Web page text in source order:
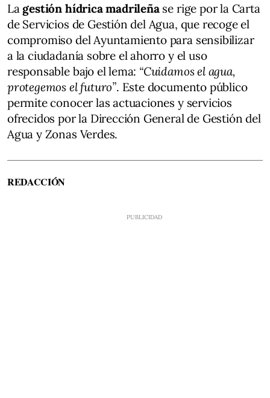
La gestión hídrica madrileñase rige por la Carta
de Servicios de Gestión del Agua, que recoge el
compromiso del Ayuntamiento para sensibilizar
a la ciudadanía sobre el ahorro y el uso
responsable bajo el lema: “Cuidamos el agua,
protegemos el futuro”. Este documento público
permite conocer las actuaciones y servicios
ofrecidos por la Dirección General de Gestión del
Agua y Zonas Verdes.
REDACCIÓN